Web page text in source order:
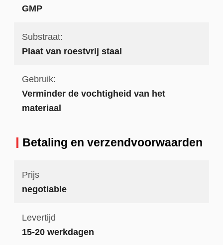
GMP
Substraat:
Plaat van roestvrij staal
Gebruik:
Verminder de vochtigheid van het
materiaal
Betaling en verzendvoorwaarden
Prijs
negotiable
Levertijd
15-20 werkdagen